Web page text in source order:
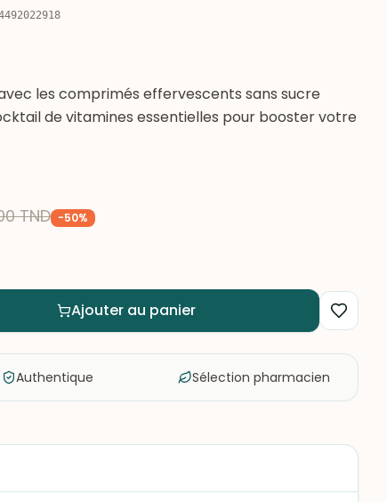
les comprimés effervescents sans sucre
de vitamines essentielles pour booster votre
TND -50%
Ajouter au panier
Authentique Sélection pharmacien